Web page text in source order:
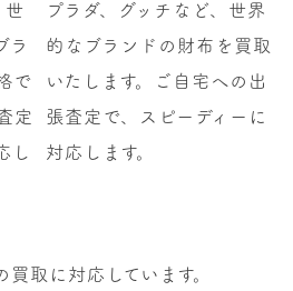
世
ラ
で
定
し
プラダ、グッチなど、世界
的なブランドの財布を買取
いたします。ご自宅への出
張査定で、スピーディーに
対応します。
取に対応しています。